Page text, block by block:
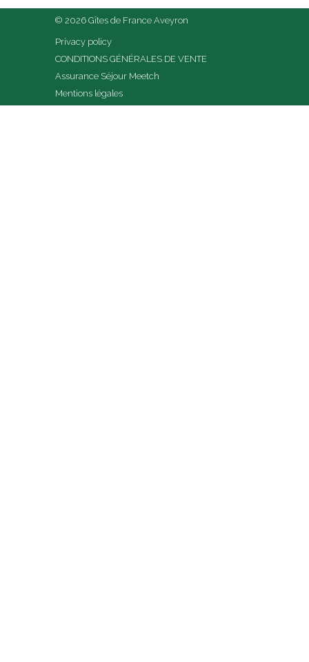
© 2026 Gîtes de France Aveyron
Privacy policy
CONDITIONS GÉNÉRALES DE VENTE
Assurance Séjour Meetch
Mentions légales